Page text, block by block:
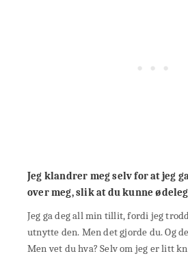
Jeg klandrer meg selv for at jeg
over meg, slik at du kunne
Jeg ga deg all min tillit, fordi jeg
utnytte den. Men det gjorde du. Og
Men vet du hva? Selv om jeg er litt